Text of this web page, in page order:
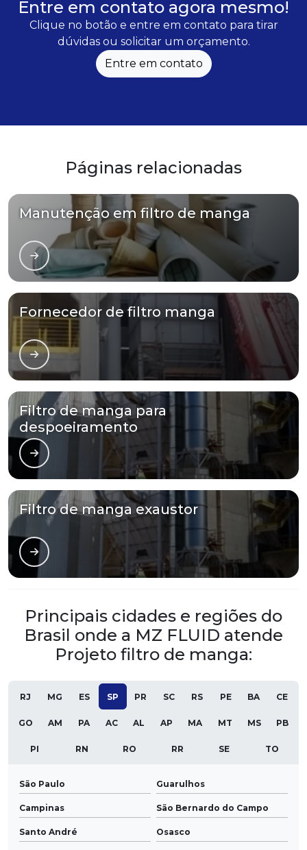
Entre em contato agora mesmo!
Clique no botão e entre em contato para tirar
dúvidas ou solicitar um orçamento.
Entre em contato
Páginas relacionadas
Manutenção em filtro de manga
Fornecedor de filtro manga
Filtro de manga para
despoeiramento
Filtro de manga exaustor
Principais cidades e regiões do
Brasil onde a MZ FLUID atende
Projeto filtro de manga:
RJ MG ES SP PR SC RS PE BA CE
GO AM PA AC AL AP MA MT MS PB
PI RN RO RR SE TO
São Paulo Guarulhos
Campinas São Bernardo do Campo
Santo André Osasco